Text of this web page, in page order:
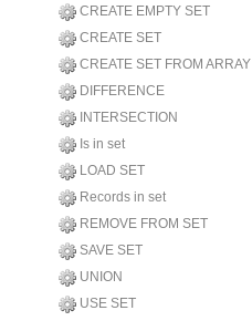
CREATE EMPTY SET
CREATE SET
CREATE SET FROM ARRAY
DIFFERENCE
INTERSECTION
Is in set
LOAD SET
Records in set
REMOVE FROM SET
SAVE SET
UNION
USE SET